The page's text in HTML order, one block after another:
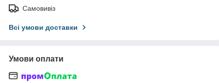
Самовивіз
Всі умови доставки
Умови оплати